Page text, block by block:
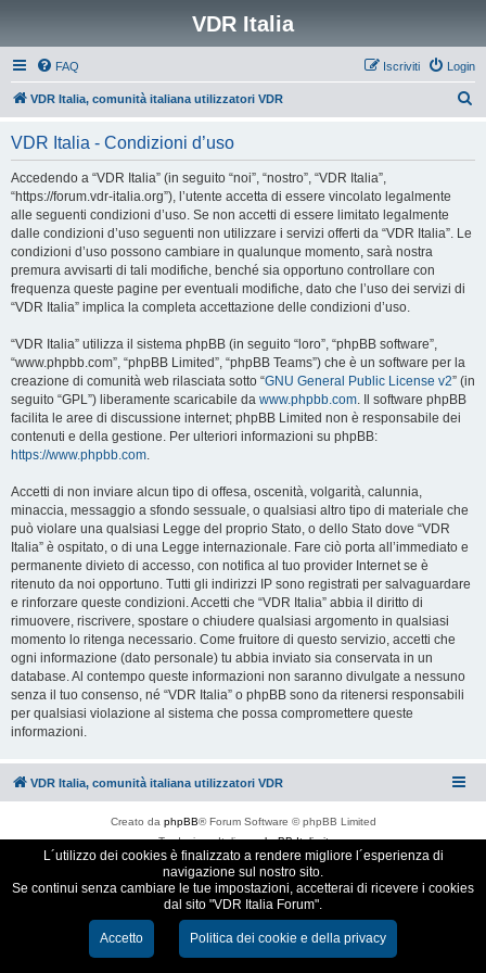
VDR Italia
FAQ Login
Iscriviti
VDR Italia, comunità italiana utilizzatori VDR
VDR Italia - Condizioni d’uso
Accedendo a “VDR Italia” (in seguito “noi”, “nostro”, “VDR Italia”,
“https://forum.vdr-italia.org”), l’utente accetta di essere vincolato legalmente
alle seguenti condizioni d’uso. Se non accetti di essere limitato legalmente
dalle condizioni d’uso seguenti non utilizzare i servizi offerti da “VDR Italia”. Le
condizioni d’uso possono cambiare in qualunque momento, sarà nostra
premura avvisarti di tali modifiche, benché sia opportuno controllare con
frequenza queste pagine per eventuali modifiche, dato che l’uso dei servizi di
“VDR Italia” implica la completa accettazione delle condizioni d’uso.
“VDR Italia” utilizza il sistema phpBB (in seguito “loro”, “phpBB software”,
“www.phpbb.com”, “phpBB Limited”, “phpBB Teams”) che è un software per la
creazione di comunità web rilasciata sotto “GNU General Public License v2” (in
seguito “GPL”) liberamente scaricabile da www.phpbb.com. Il software phpBB
facilita le aree di discussione internet; phpBB Limited non è responsabile dei
contenuti e della gestione. Per ulteriori informazioni su phpBB:
https://www.phpbb.com.
Accetti di non inviare alcun tipo di offesa, oscenità, volgarità, calunnia,
minaccia, messaggio a sfondo sessuale, o qualsiasi altro tipo di materiale che
può violare una qualsiasi Legge del proprio Stato, o dello Stato dove “VDR
Italia” è ospitato, o di una Legge internazionale. Fare ciò porta all’immediato e
permanente divieto di accesso, con notifica al tuo provider Internet se è
ritenuto da noi opportuno. Tutti gli indirizzi IP sono registrati per salvaguardare
e rinforzare queste condizioni. Accetti che “VDR Italia” abbia il diritto di
rimuovere, riscrivere, spostare o chiudere qualsiasi argomento in qualsiasi
momento lo ritenga necessario. Come fruitore di questo servizio, accetti che
ogni informazione (dato personale) tu abbia inviato sia conservata in un
database. Al contempo queste informazioni non saranno divulgate a nessuno
senza il tuo consenso, né “VDR Italia” o phpBB sono da ritenersi responsabili
per qualsiasi violazione al sistema che possa compromettere queste
informazioni.
VDR Italia, comunità italiana utilizzatori VDR
Creato da phpBB® Forum Software © phpBB Limited
Traduzione ItalianaphpBB-Italia.it
Cookie e Privacy
L´utilizzo dei cookies è finalizzato a rendere migliore l´esperienza di
navigazione sul nostro sito.
Se continui senza cambiare le tue impostazioni, accetterai di ricevere i cookies
dal sito "VDR Italia Forum".
Accetto Politica dei cookie e della privacy